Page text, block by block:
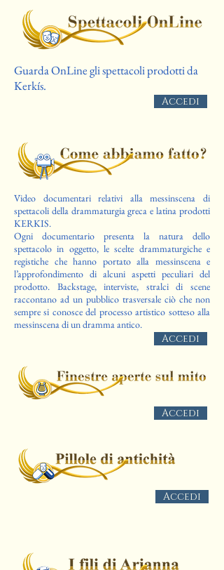
Guarda OnLine gli spettacoli prodotti da
Kerkís.
Accedi
Video documentari relativi alla messinscena di
spettacoli della drammaturgia greca e latina prodotti
KERKIS.
Ogni documentario presenta la natura dello
spettacolo in oggetto, le scelte drammaturgiche e
registiche che hanno portato alla messinscena e
l’approfondimento di alcuni aspetti peculiari del
prodotto. Backstage, interviste, stralci di scene
raccontano ad un pubblico trasversale ciò che non
sempre si conosce del processo artistico sotteso alla
messinscena di un dramma antico.
Accedi
Accedi
Accedi